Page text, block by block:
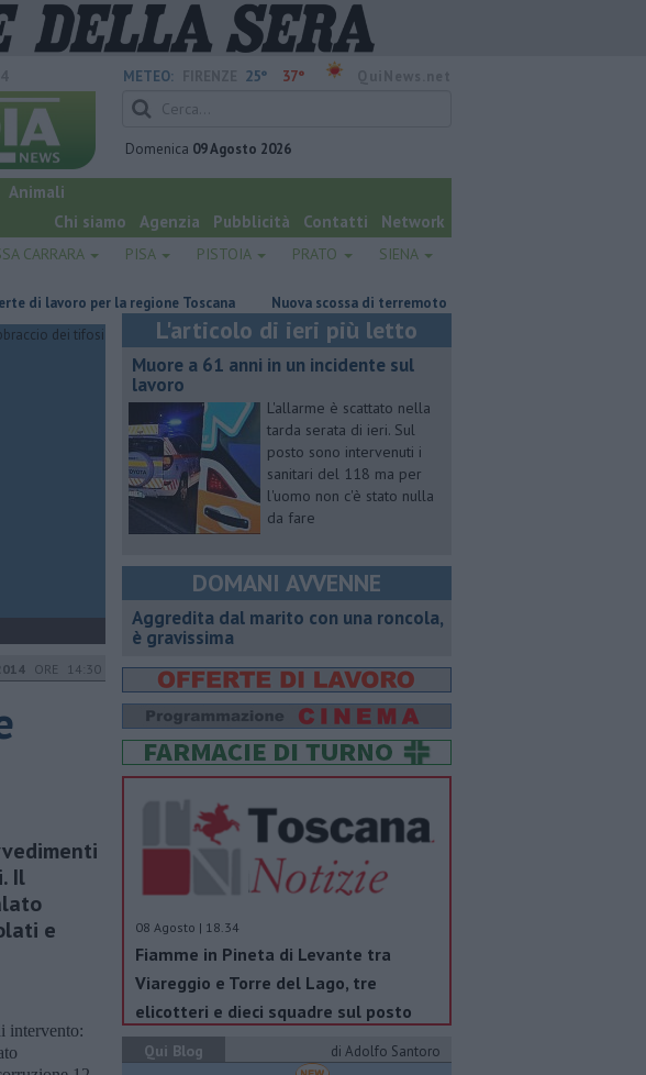
METEO: 25° 37°
Domenica 09 Agosto 2026
Animali
Chi siamo
Agenzia Pubblicità Contatti Network
CARRARA PISA PISTOIA PRATO SIENA
per la regione Toscana Nuova scossa di terremoto a Pisa
ORE 14:30
Il
e
intervento:
L'articolo di ieri più letto
Muore a 61 anni in un incidente sul
lavoro
L'allarme è scattato nella
tarda serata di ieri. Sul
posto sono intervenuti i
sanitari del 118 ma per
l'uomo non c'è stato nulla
da fare
DOMANI AVVENNE
Aggredita dal marito con una roncola,
è gravissima
08 Agosto | 18.34
Fiamme in Pineta di Levante tra
Viareggio e Torre del Lago, tre
elicotteri e dieci squadre sul posto
Qui Blog
di Adolfo Santoro